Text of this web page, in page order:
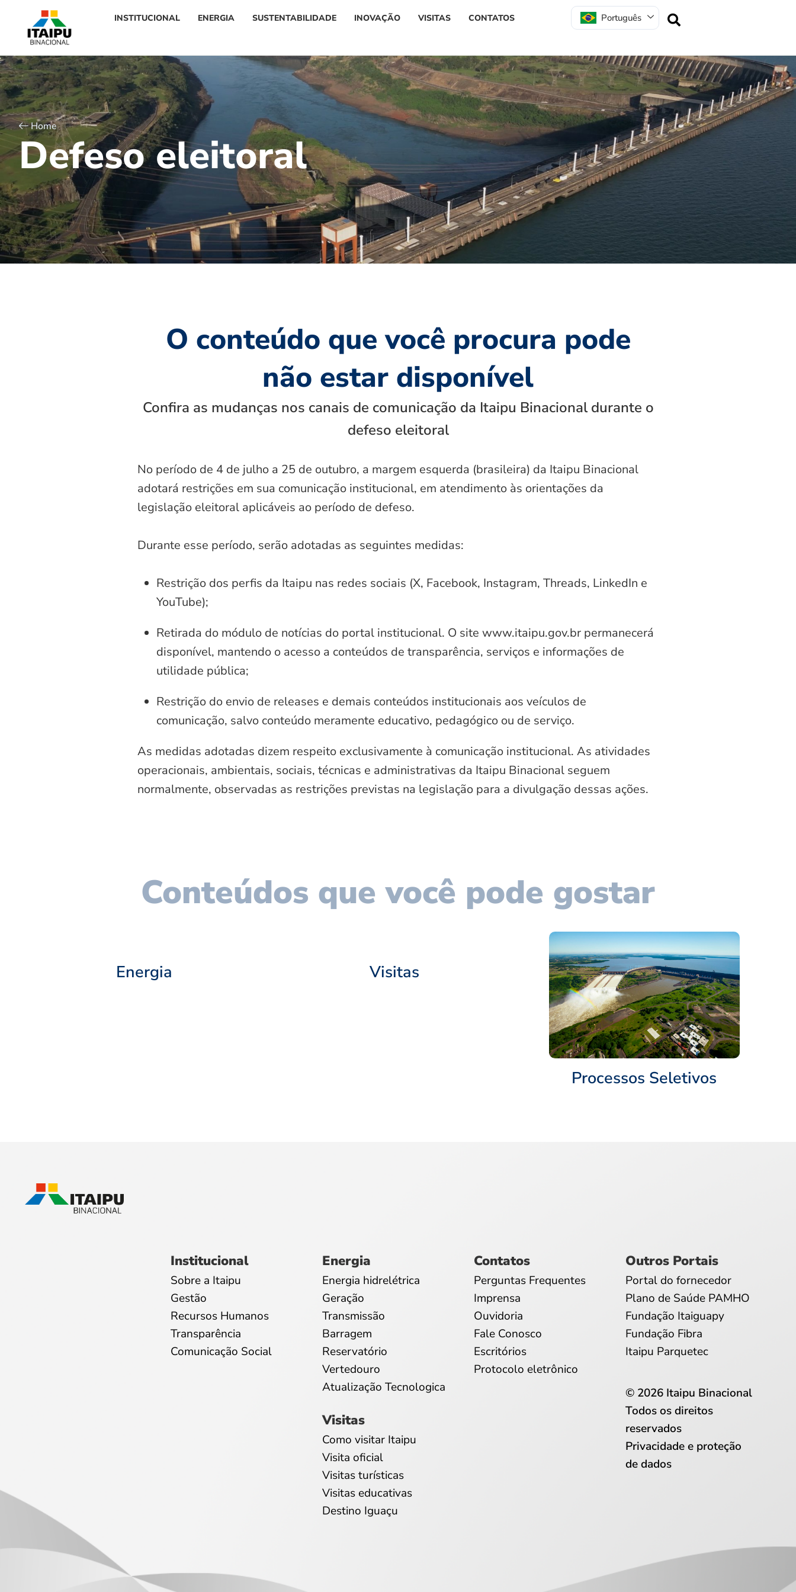
INSTITUCIONAL ENERGIA SUSTENTABILIDADE INOVAÇÃO VISITAS CONTATOS Português
Home
Defeso eleitoral
O conteúdo que você procura pode
não estar disponível
Confira as mudanças nos canais de comunicação da Itaipu Binacional durante o
defeso eleitoral
No período de 4 de julho a 25 de outubro, a margem esquerda (brasileira) da Itaipu Binacional
adotará restrições em sua comunicação institucional, em atendimento às orientações da
legislação eleitoral aplicáveis ao período de defeso.
Durante esse período, serão adotadas as seguintes medidas:
Restrição dos perfis da Itaipu nas redes sociais (X, Facebook, Instagram, Threads, LinkedIn e
YouTube);
Retirada do módulo de notícias do portal institucional. O site www.itaipu.gov.br permanecerá
disponível, mantendo o acesso a conteúdos de transparência, serviços e informações de
utilidade pública;
Restrição do envio de releases e demais conteúdos institucionais aos veículos de
comunicação, salvo conteúdo meramente educativo, pedagógico ou de serviço.
As medidas adotadas dizem respeito exclusivamente à comunicação institucional. As atividades
operacionais, ambientais, sociais, técnicas e administrativas da Itaipu Binacional seguem
normalmente, observadas as restrições previstas na legislação para a divulgação dessas ações.
Conteúdos que você pode gostar
Energia Visitas
Processos Seletivos
Institucional
Sobre a Itaipu
Gestão
Recursos Humanos
Transparência
Comunicação Social
Energia
Energia hidrelétrica
Geração
Transmissão
Barragem
Reservatório
Vertedouro
Atualização Tecnologica
Visitas
Como visitar Itaipu
Visita oficial
Visitas turísticas
Visitas educativas
Destino Iguaçu
Contatos
Perguntas Frequentes
Imprensa
Ouvidoria
Fale Conosco
Escritórios
Protocolo eletrônico
Outros Portais
Portal do fornecedor
Plano de Saúde PAMHO
Fundação Itaiguapy
Fundação Fibra
Itaipu Parquetec
© 2026 Itaipu Binacional
Todos os direitos
reservados
Privacidade e proteção
de dados